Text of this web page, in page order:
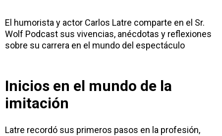
El humorista y actor Carlos Latre comparte en el Sr.
Wolf Podcast sus vivencias, anécdotas y reflexiones
sobre su carrera en el mundo del espectáculo
Inicios en el mundo de la
imitación
Latre recordó sus primeros pasos en la profesión,